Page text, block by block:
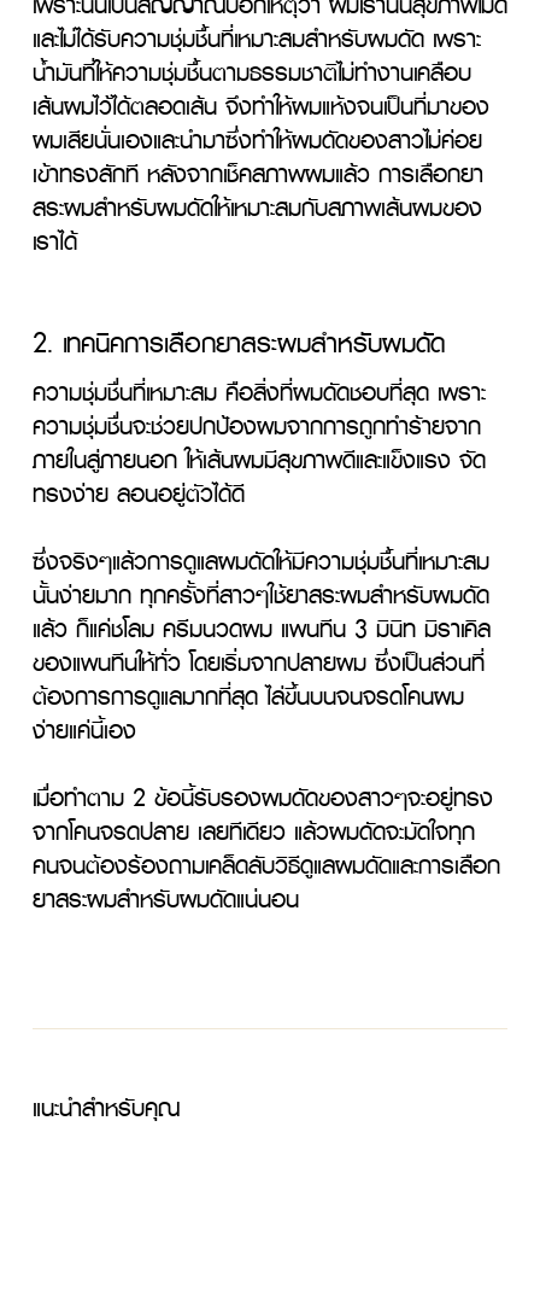
และไม่ได้รับความชุ่มชื้นที่เหมาะสมสำหรับผมดัด เพราะ
น้ำมันที่ให้ความชุ่มชื้นตามธรรมชาติไม่ทำงานเคลือบ
เส้นผมไว้ได้ตลอดเส้น จึงทำให้ผมแห้งจนเป็นที่มาของ
ผมเสียนั่นเองและนำมาซึ่งทำให้ผมดัดของสาวไม่ค่อย
เข้าทรงสักที หลังจากเช็คสภาพผมแล้ว การเลือกยา
สระผมสำหรับผมดัดให้เหมาะสมกับสภาพเส้นผมของ
เราได้
2. เทคนิคการเลือกยาสระผมสำหรับผมดัด
ความชุ่มชื่นที่เหมาะสม คือสิ่งที่ผมดัดชอบที่สุด เพราะ
ความชุ่มชื่นจะช่วยปกป้องผมจากการถูกทำร้ายจาก
ภายในสู่ภายนอก ให้เส้นผมมีสุขภาพดีและแข็งแรง จัด
ทรงง่าย ลอนอยู่ตัวได้ดี
ซึ่งจริงๆแล้วการดูแลผมดัดให้มีความชุ่มชื้นที่เหมาะสม
นั้นง่ายมาก ทุกครั้งที่สาวๆใช้ยาสระผมสำหรับผมดัด
แล้ว ก็แค่ชโลม ครีมนวดผม แพนทีน 3 มินิท มิราเคิล
ของแพนทีนให้ทั่ว โดยเริ่มจากปลายผม ซึ่งเป็นส่วนที่
ต้องการการดูแลมากที่สุด ไล่ขึ้นบนจนจรดโคนผม
ง่ายแค่นี้เอง
เมื่อทำตาม 2 ข้อนี้รับรองผมดัดของสาวๆจะอยู่ทรง
จากโคนจรดปลาย เลยทีเดียว แล้วผมดัดจะมัดใจทุก
คนจนต้องร้องถามเคล็ดลับวิธีดูแลผมดัดและการเลือก
ยาสระผมสำหรับผมดัดแน่นอน
แนะนำสำหรับคุณ